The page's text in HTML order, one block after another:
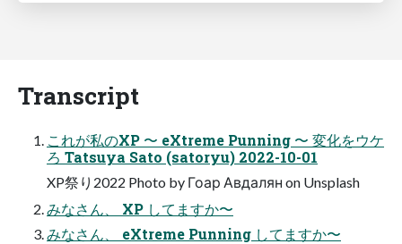
Transcript
これが私のXP 〜 eXtreme Punning 〜 変化をウケ
ろ Tatsuya Sato (satoryu) 2022-10-01
XP祭り2022 Photo by Гоар Авдалян on Unsplash
みなさん、 XP してますか〜
みなさん、 eXtreme Punning してますか〜